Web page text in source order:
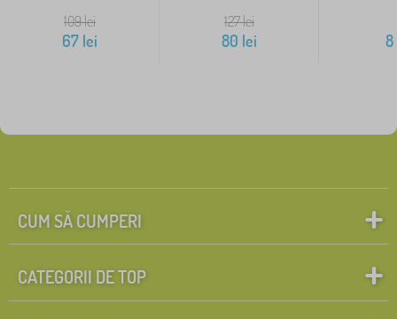
109lei
67 lei
127lei
80 lei 8
CUM SĂ CUMPERI
CATEGORII DE TOP